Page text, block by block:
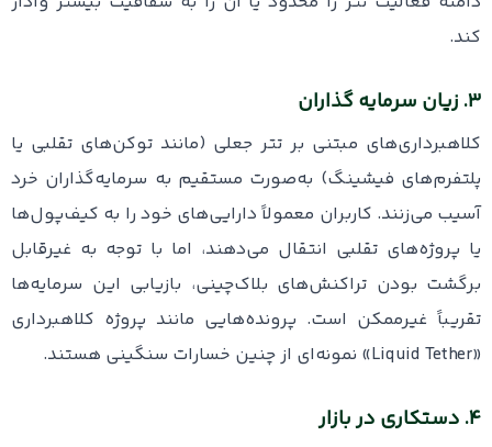
کند.
۳. زیان سرمایه‌گذاران
کلاهبرداری‌های مبتنی بر تتر جعلی (مانند توکن‌های تقلبی یا
پلتفرم‌های فیشینگ) به‌صورت مستقیم به سرمایه‌گذاران خرد
آسیب می‌زنند. کاربران معمولاً دارایی‌های خود را به کیف‌پول‌ها
یا پروژه‌های تقلبی انتقال می‌دهند، اما با توجه به غیرقابل
برگشت بودن تراکنش‌های بلاک‌چینی، بازیابی این سرمایه‌ها
تقریباً غیرممکن است. پرونده‌هایی مانند پروژه کلاهبرداری
«Liquid Tether» نمونه‌ای از چنین خسارات سنگینی هستند.
۴. دستکاری در بازار